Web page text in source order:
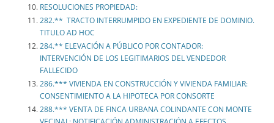
RESOLUCIONES PROPIEDAD:
282.** TRACTO INTERRUMPIDO EN EXPEDIENTE DE DOMINIO.
TITULO AD HOC
284.** ELEVACIÓN A PÚBLICO POR CONTADOR:
INTERVENCIÓN DE LOS LEGITIMARIOS DEL VENDEDOR
FALLECIDO
286.*** VIVIENDA EN CONSTRUCCIÓN Y VIVIENDA FAMILIAR:
CONSENTIMIENTO A LA HIPOTECA POR CONSORTE
288.*** VENTA DE FINCA URBANA COLINDANTE CON MONTE